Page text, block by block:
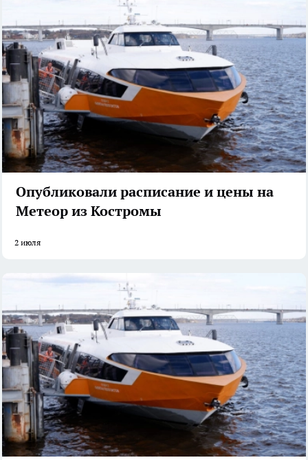
Опубликовали расписание и цены на
Метеор из Костромы
2 июля